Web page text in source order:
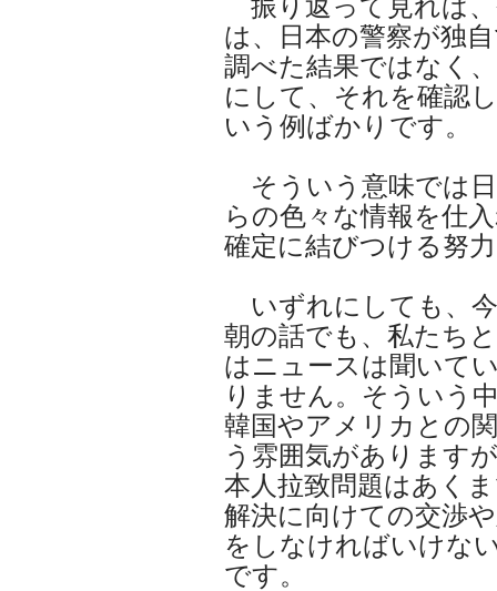
振り返って見れば
は、日本の警察が独
調べた結果ではなく
にして、それを確認
いう例ばかりです。
そういう意味では
らの色々な情報を仕
確定に結びつける努
いずれにしても、
朝の話でも、私たち
はニュースは聞いて
りません。そういう
韓国やアメリカとの
う雰囲気があります
本人拉致問題はあく
解決に向けての交渉
をしなければいけな
です。